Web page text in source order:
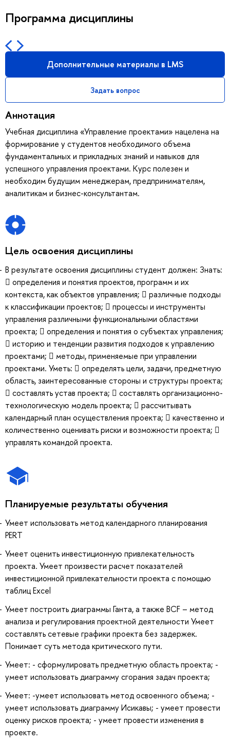
Программа дисциплины
Дополнительные материалы в LMS
Задать вопрос
Аннотация
Учебная дисциплина «Управление проектами» нацелена на
формирование у студентов необходимого объема
фундаментальных и прикладных знаний и навыков для
успешного управления проектами. Курс полезен и
необходим будущим менеджерам, предпринимателям,
аналитикам и бизнес-консультантам.
Цель освоения дисциплины
В результате освоения дисциплины студент должен: Знать:
 определения и понятия проектов, программ и их
контекста, как объектов управления;  различные подходы
к классификации проектов;  процессы и инструменты
управления различными функциональными областями
проекта;  определения и понятия о субъектах управления;
 историю и тенденции развития подходов к управлению
проектами;  методы, применяемые при управлении
проектами. Уметь:  определять цели, задачи, предметную
область, заинтересованные стороны и структуры проекта;
 составлять устав проекта;  составлять организационно-
технологическую модель проекта;  рассчитывать
календарный план осуществления проекта;  качественно и
количественно оценивать риски и возможности проекта; 
управлять командой проекта.
Планируемые результаты обучения
Умеет использовать метод календарного планирования
PERT
Умеет оценить инвестиционную привлекательность
проекта. Умеет произвести расчет показателей
инвестиционной привлекательности проекта с помощью
таблиц Excel
Умеет построить диаграммы Ганта, а также ВСF – метод
анализа и регулирования проектной деятельности Умеет
составлять сетевые графики проекта без задержек.
Понимает суть метода критического пути.
Умеет: - сформулировать предметную область проекта; -
умеет использовать диаграмму сгорания задач проекта;
Умеет: -умеет использовать метод освоенного объема; -
умеет использовать диаграмму Исикавы; - умеет провести
оценку рисков проекта; - умеет провести изменения в
проекте.